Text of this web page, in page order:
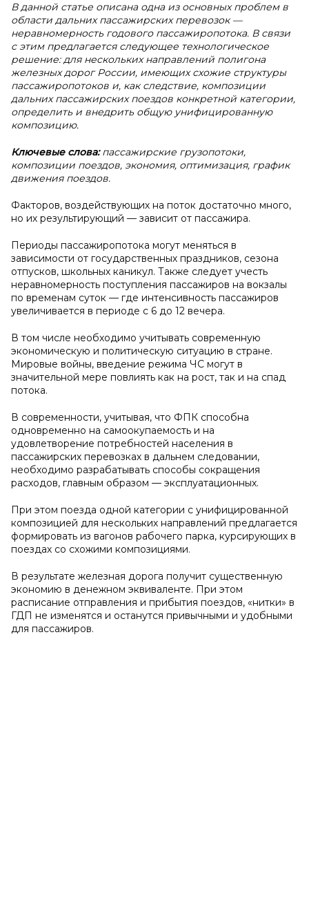
Вданной статье описана одна из основных проблем в
области дальних пассажирских перевозок —
неравномерность годового пассажиропотока. В связи
с этим предлагается следующее технологическое
решение: для нескольких направлений полигона
железных дорог России, имеющих схожие структуры
пассажиропотоков и, как следствие, композиции
дальних пассажирских поездов конкретной категории,
определить и внедрить общую унифицированную
композицию.
Ключевые слова:пассажирские грузопотоки,
композиции поездов, экономия, оптимизация, график
движения поездов.
Факторов, воздействующих на поток достаточно много,
но их результирующий — зависит от пассажира.
Периоды пассажиропотока могут меняться в
зависимости от государственных праздников, сезона
отпусков, школьных каникул. Также следует учесть
неравномерность поступления пассажиров на вокзалы
по временам суток — где интенсивность пассажиров
увеличивается в периоде с 6 до 12 вечера.
В том числе необходимо учитывать современную
экономическую и политическую ситуацию в стране.
Мировые войны, введение режима ЧС могут в
значительной мере повлиять как на рост, так и на спад
потока.
В современности, учитывая, что ФПК способна
одновременно на самоокупаемость и на
удовлетворение потребностей населения в
пассажирских перевозках в дальнем следовании,
необходимо разрабатывать способы сокращения
расходов, главным образом — эксплуатационных.
При этом поезда одной категории с унифицированной
композицией для нескольких направлений предлагается
формировать из вагонов рабочего парка, курсирующих в
поездах со схожими композициями.
В результате железная дорога получит существенную
экономию в денежном эквиваленте. При этом
расписание отправления и прибытия поездов, «нитки» в
ГДП не изменятся и останутся привычными и удобными
для пассажиров.